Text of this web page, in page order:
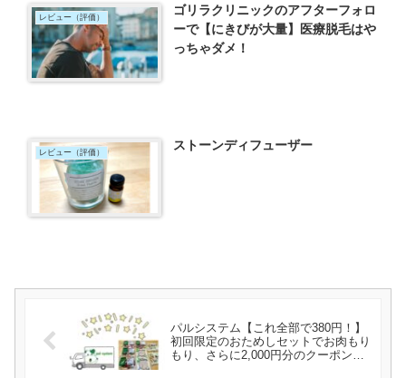
レビュー（評価）
ゴリラクリニックのアフターフォロ
ーで【にきびが大量】医療脱毛はや
っちゃダメ！
レビュー（評価） ストーンディフューザー
パルシステム【これ全部で380円！】
初回限定のおためしセットでお肉もり
もり、さらに2,000円分のクーポン利